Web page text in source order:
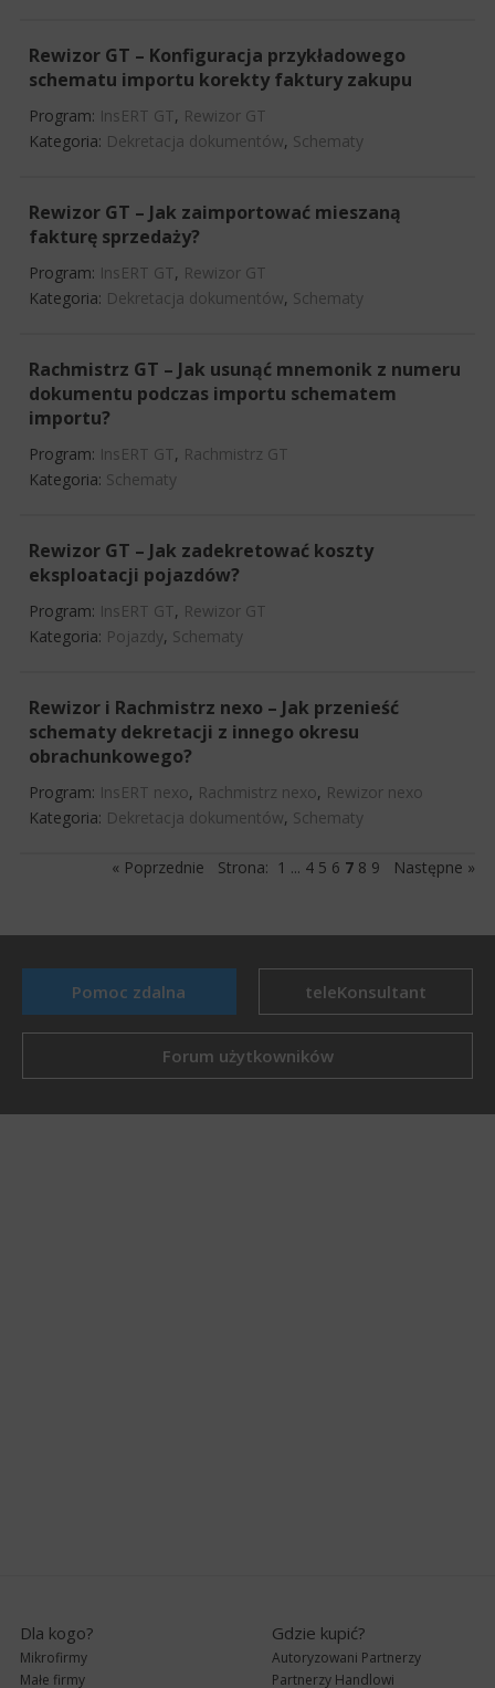
Rewizor GT – Konfiguracja przykładowego
schematu importu korekty faktury zakupu
Program: InsERT GT, Rewizor GT
Kategoria: Dekretacja dokumentów, Schematy
Rewizor GT – Jak zaimportować mieszaną
fakturę sprzedaży?
Program: InsERT GT, Rewizor GT
Kategoria: Dekretacja dokumentów, Schematy
Rachmistrz GT – Jak usunąć mnemonik z numeru
dokumentu podczas importu schematem
importu?
Program: InsERT GT, Rachmistrz GT
Kategoria: Schematy
Rewizor GT – Jak zadekretować koszty
eksploatacji pojazdów?
Program: InsERT GT, Rewizor GT
Kategoria: Pojazdy, Schematy
Rewizor i Rachmistrz nexo – Jak przenieść
schematy dekretacji z innego okresu
obrachunkowego?
Program: InsERT nexo, Rachmistrz nexo, Rewizor nexo
Kategoria: Dekretacja dokumentów, Schematy
« Poprzednie Strona: 1 ... 4 5 6 7 8 9 Następne »
Pomoc zdalna teleKonsultant
Forum użytkowników
Dla kogo?
Mikrofirmy
Małe firmy
Gdzie kupić?
Autoryzowani Partnerzy
Partnerzy Handlowi